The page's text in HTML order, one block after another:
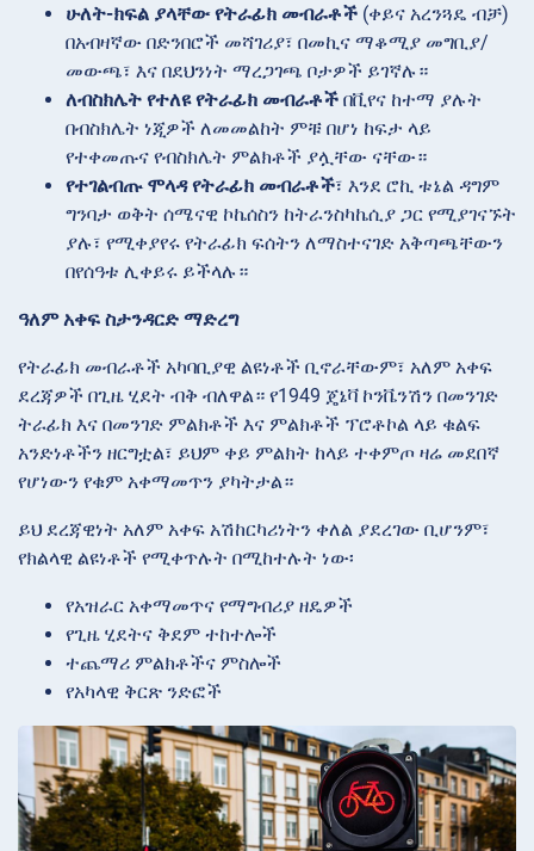
ሁለት-ክፍል ያላቸው የትራፊክ መብራቶች (ቀይና አረንጓዴ ብቻ)
በአብዛኛው በድንበሮች መሻገሪያ፣ በመኪና ማቆሚያ መግቢያ/
መውጫ፣ እና በደህንነት ማረጋገጫ ቦታዎች ይገኛሉ።
ለብስክሌት የተለዩ የትራፊክ መብራቶች በቪየና ከተማ ያሉት
በብስክሌት ነጂዎች ለመመልከት ምቹ በሆነ ከፍታ ላይ
የተቀመጡና የብስክሌት ምልክቶች ያሏቸው ናቸው።
የተገልብጡ ሞላዳ የትራፊክ መብራቶች፣ እንደ ሮኪ ቱኔል ዳግም
ግንባታ ወቅት ሰሜናዊ ኮኬሰስን ከትራንስካኬሲያ ጋር የሚያገናኙት
ያሉ፣ የሚቀያየሩ የትራፊክ ፍሰትን ለማስተናገድ አቅጣጫቸውን
በየሰዓቱ ሊቀይሩ ይችላሉ።
ዓለም አቀፍ ስታንዳርድ ማድረግ
የትራፊክ መብራቶች አካባቢያዊ ልዩነቶች ቢኖራቸውም፣ አለም አቀፍ
ደረጃዎች በጊዜ ሂደት ብቅ ብለዋል። የ1949 ጄኔቫ ኮንቬንሽን በመንገድ
ትራፊክ እና በመንገድ ምልክቶች እና ምልክቶች ፕሮቶኮል ላይ ቁልፍ
አንድነቶችን ዘርግቷል፣ ይህም ቀይ ምልክት ከላይ ተቀምጦ ዛሬ መደበኛ
የሆነውን የቁም አቀማመጥን ያካትታል።
ይህ ደረጃዊነት አለም አቀፍ አሽከርካሪነትን ቀለል ያደረገው ቢሆንም፣
የክልላዊ ልዩነቶች የሚቀጥሉት በሚከተሉት ነው፡
የአዝራር አቀማመጥና የማግብሪያ ዘዴዎች
የጊዜ ሂደትና ቅደም ተከተሎች
ተጨማሪ ምልክቶችና ምስሎች
የአካላዊ ቅርጽ ንድፎች